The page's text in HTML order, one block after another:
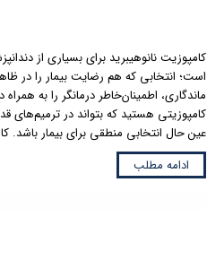
کامپوزیت نانوهیبرید برای بسیاری از
است؛ انتخابی که هم رضایت بیمار را در
ماندگاری، اطمینان‌خاطر درمانگر را به
کامپوزیتی هستید که بتواند در ترمیم‌های
عین حال انتخابی منطقی برای بیمار باشد.
ادامه مطلب